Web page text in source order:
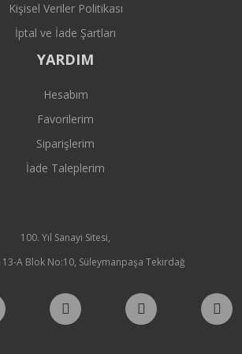
Kişisel Veriler Politikası
İptal ve İade Şartları
YARDIM
Hesabım
Favorilerim
Siparişlerim
İade Taleplerim
100. Yıl Sanayi Sitesi,
13-A Blok No:10, Süleymanpaşa Tekirdağ